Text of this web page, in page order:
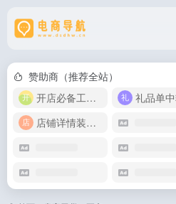
赞助商（推荐全站）
开店必备工具箱
店铺详情装修模版